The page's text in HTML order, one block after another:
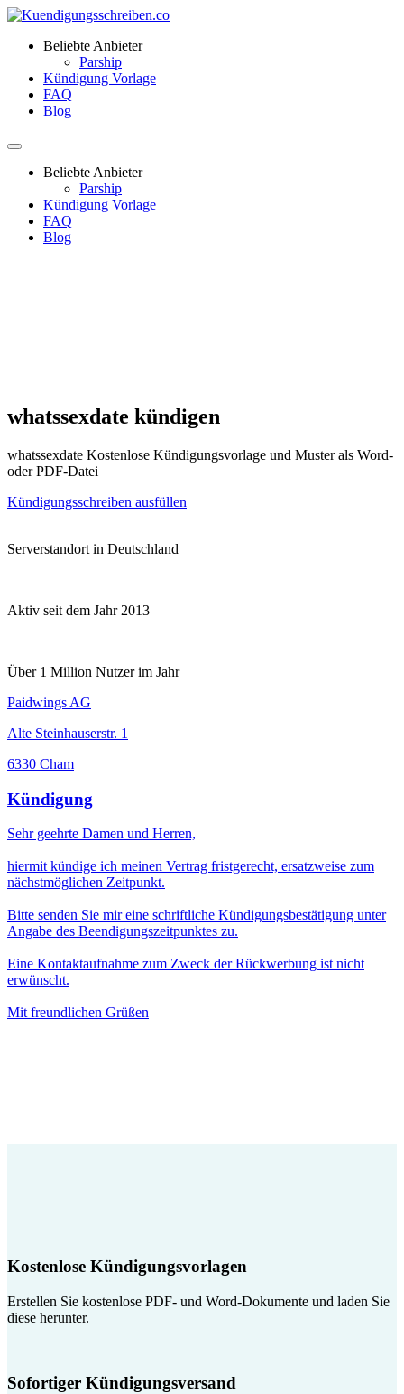
Beliebte Anbieter
Parship
Kündigung Vorlage
FAQ
Blog
Beliebte Anbieter
Parship
Kündigung Vorlage
FAQ
Blog
whatssexdate kündigen
whatssexdate Kostenlose Kündigungsvorlage und Muster als Word-
oder PDF-Datei
Kündigungsschreiben ausfüllen
Serverstandort in Deutschland
Aktiv seit dem Jahr 2013
Über 1 Million Nutzer im Jahr
Paidwings AG
Alte Steinhauserstr. 1
6330 Cham
Kündigung
Sehr geehrte Damen und Herren,
hiermit kündige ich meinen Vertrag fristgerecht, ersatzweise zum
nächstmöglichen Zeitpunkt.
Bitte senden Sie mir eine schriftliche Kündigungsbestätigung unter
Angabe des Beendigungszeitpunktes zu.
Eine Kontaktaufnahme zum Zweck der Rückwerbung ist nicht
erwünscht.
Mit freundlichen Grüßen
Kostenlose Kündigungsvorlagen
Erstellen Sie kostenlose PDF- und Word-Dokumente und laden Sie
diese herunter.
Sofortiger Kündigungsversand